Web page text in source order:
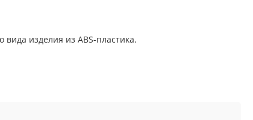
изделия из ABS-пластика.